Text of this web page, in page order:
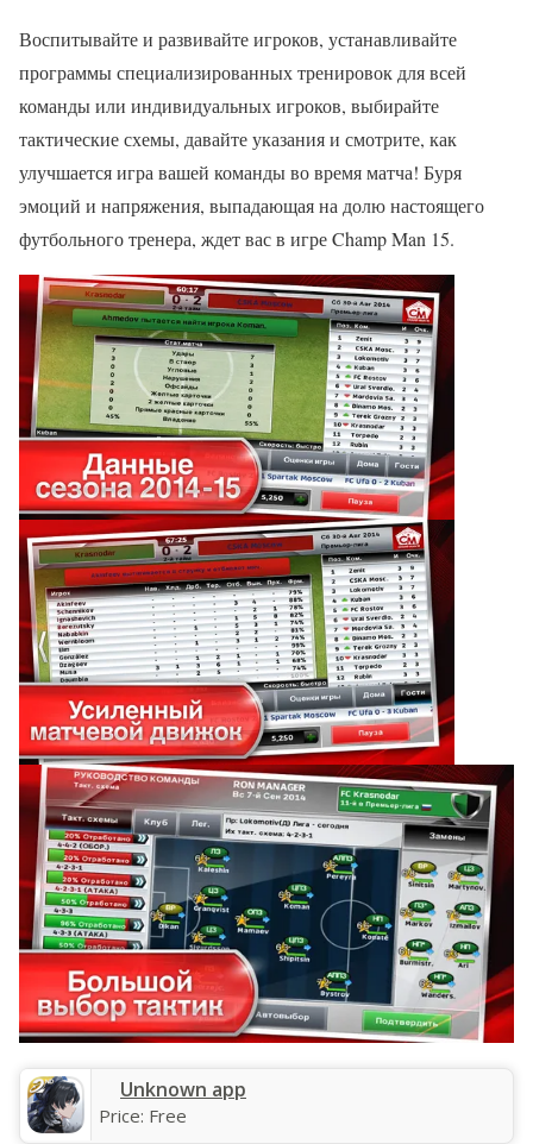
Воспитывайте и развивайте игроков, устанавливайте
программы специализированных тренировок для всей
команды или индивидуальных игроков, выбирайте
тактические схемы, давайте указания и смотрите, как
улучшается игра вашей команды во время матча! Буря
эмоций и напряжения, выпадающая на долю настоящего
футбольного тренера, ждет вас в игре Champ Man 15.
Unknown app
Price: Free